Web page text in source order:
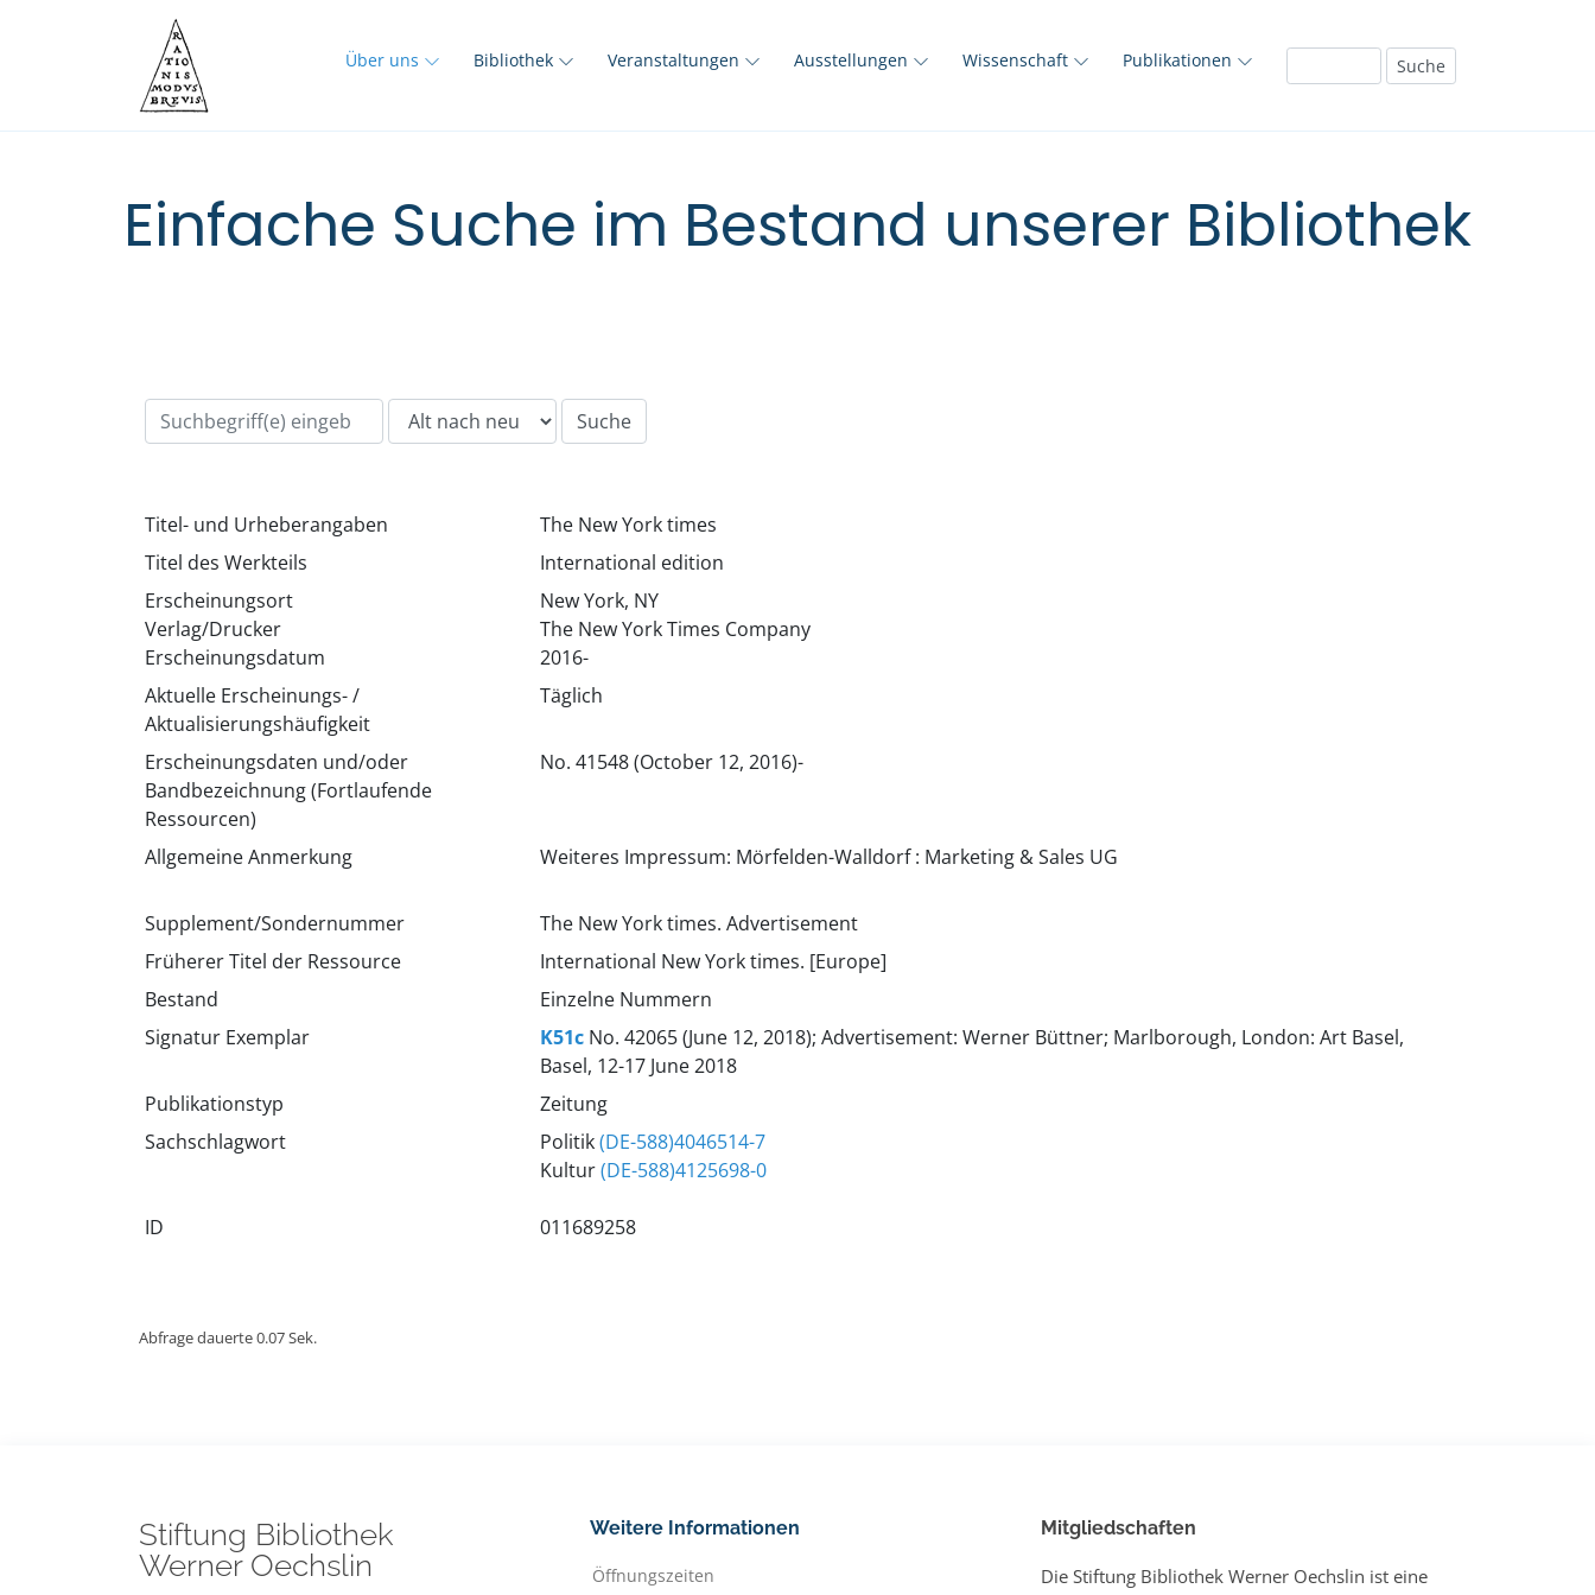
Über uns Bibliothek Veranstaltungen Ausstellungen Wissenschaft Publikationen
Einfache Suche im Bestand unserer Bibliothek
Titel- und Urheberangaben
The New York times
Titel des Werkteils
International edition
Erscheinungsort
Verlag/Drucker
Erscheinungsdatum
New York, NY
The New York Times Company
2016-
Aktuelle Erscheinungs- /
Aktualisierungshäufigkeit
Täglich
Erscheinungsdaten und/oder
Bandbezeichnung (Fortlaufende
Ressourcen)
No. 41548 (October 12, 2016)-
Allgemeine Anmerkung Weiteres Impressum: Mörfelden-Walldorf : Marketing & Sales UG
Supplement/Sondernummer
The New York times. Advertisement
Früherer Titel der Ressource
International New York times. [Europe]
Bestand
Einzelne Nummern
Signatur Exemplar
K51c No. 42065 (June 12, 2018); Advertisement: Werner Büttner; Marlborough, London: Art Basel,
Basel, 12-17 June 2018
Publikationstyp
Zeitung
Sachschlagwort
Politik(DE-588)4046514-7
Kultur(DE-588)4125698-0
ID 011689258
Abfrage dauerte 0.07 Sek.
Stiftung Bibliothek
Werner Oechslin
Weitere Informationen
Öffnungszeiten
Mitgliedschaften
Die Stiftung Bibliothek Werner Oechslin ist eine